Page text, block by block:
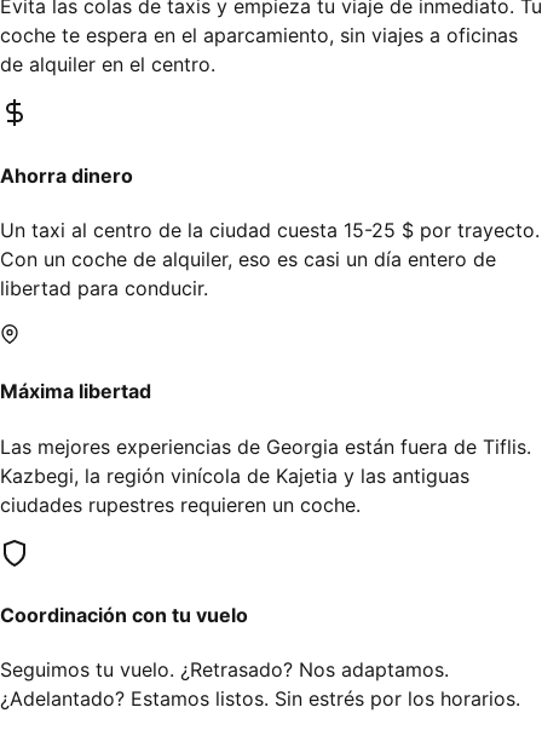
Evita las colas de taxis y empieza tu viaje de inmediato. Tu
coche te espera en el aparcamiento, sin viajes a oficinas
de alquiler en el centro.
Ahorra dinero
Un taxi al centro de la ciudad cuesta 15-25 $ por trayecto.
Con un coche de alquiler, eso es casi un día entero de
libertad para conducir.
Máxima libertad
Las mejores experiencias de Georgia están fuera de Tiflis.
Kazbegi, la región vinícola de Kajetia y las antiguas
ciudades rupestres requieren un coche.
Coordinación con tu vuelo
Seguimos tu vuelo. ¿Retrasado? Nos adaptamos.
¿Adelantado? Estamos listos. Sin estrés por los horarios.